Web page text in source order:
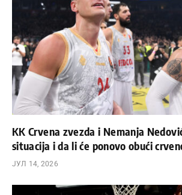
KK Crvena zvezda i Nemanja
situacija i da li će ponovo obući
ЈУЛ 14, 2026